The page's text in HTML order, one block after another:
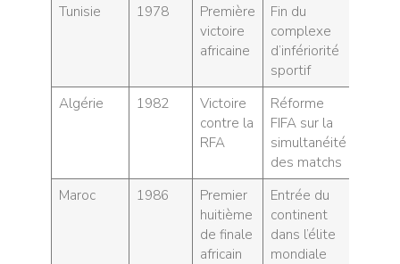
Tunisie 1978
Première
victoire
africaine
Fin du
complexe
d’infériorité
sportif
Algérie
1982
Victoire
contre la
RFA
Réforme
FIFA sur la
simultanéité
des matchs
Maroc
1986
Premier
huitième
de finale
africain
Entrée du
continent
dans l’élite
mondiale